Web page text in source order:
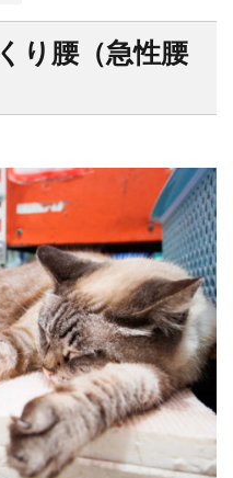
り腰（急性腰